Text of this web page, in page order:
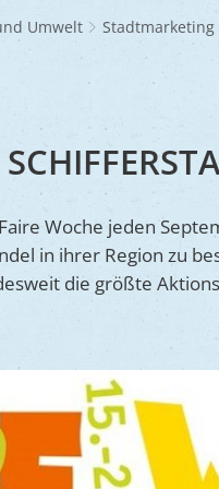
Zucht- und
Laden
Wir als Arbeitgeber
Umwelt Stadtmarketing
Woche jeden
in ihrer Region zu
die größte